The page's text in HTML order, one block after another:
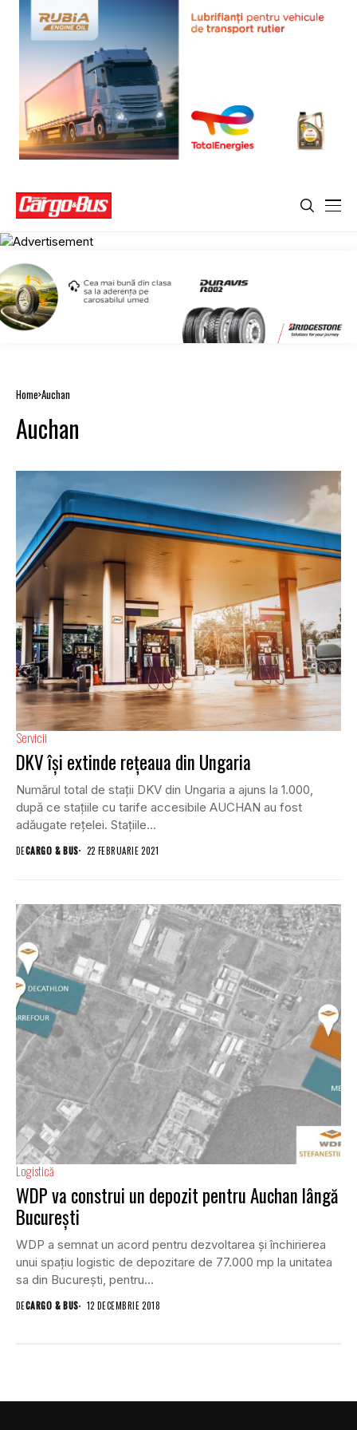
Home Auchan
Auchan
Servicii
DKV își extinde rețeaua din Ungaria
Numărul total de stații DKV din Ungaria a ajuns la 1.000,
după ce stațiile cu tarife accesibile AUCHAN au fost
adăugate rețelei. Stațiile...
DECARGO & BUS 22 FEBRUARIE 2021
Logistică
WDP va construi un depozit pentru Auchan lângă
București
WDP a semnat un acord pentru dezvoltarea și închirierea
unui spațiu logistic de depozitare de 77.000 mp la unitatea
sa din București, pentru...
DECARGO & BUS 12 DECEMBRIE 2018